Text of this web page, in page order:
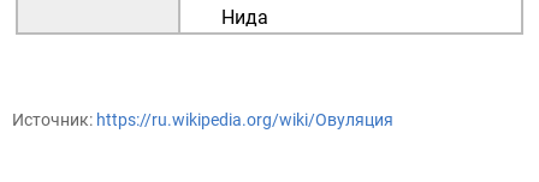
Нида
Источник: https://ru.wikipedia.org/wiki/Овуляция